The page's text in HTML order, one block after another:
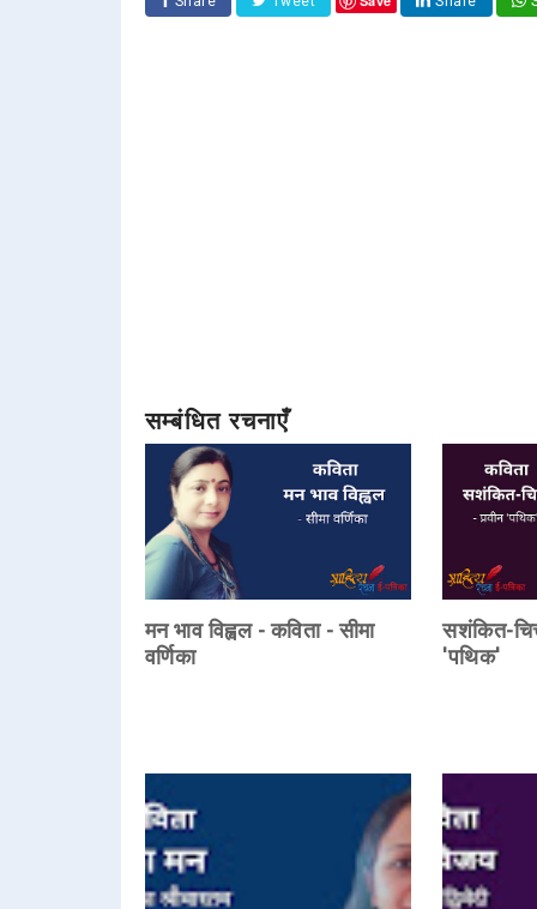
सम्बंधित रचनाएँ
मन भाव विह्वल - कविता - सीमा
वर्णिका
सशंकित-
'पथिक'